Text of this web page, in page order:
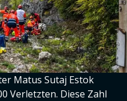
Matus Sutaj Estok
Verletzten. Diese Zahl